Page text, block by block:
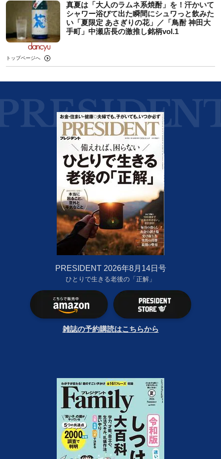
真夏は「大人のラムネ系焼酎」を！汗かいて
シャワー浴びて出た瞬間にシュワっと飲みた
い「夏限定 あさぎりの花」／「鳥酎 神田大
手町」中瀬店長の激推し銘柄vol.1
トップページへ
PRESIDENT 2026年8月14日号
ひとりで生きる老後の「正解」
雑誌の予約購読はこちらから